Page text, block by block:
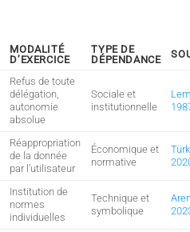
MODALITÉ
D’EXERCICE
TYPE DE
DÉPENDANCE
Refus de toute
délégation,
autonomie
absolue
Sociale et
institutionnelle
Réappropriation
de la donnée
par l’utilisateur
Économique et
normative
Institution de
normes
individuelles
Technique et
symbolique